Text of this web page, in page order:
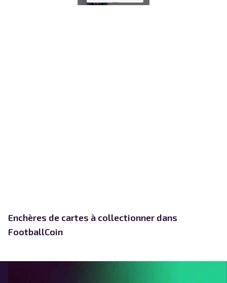
Enchères de cartes à collectionner dans
FootballCoin